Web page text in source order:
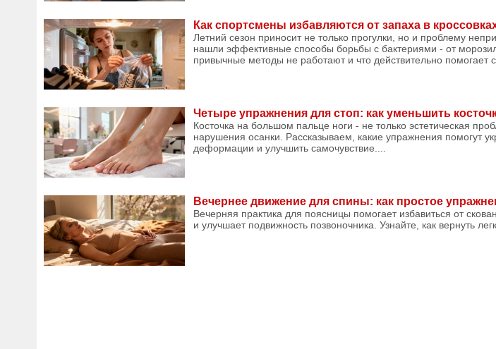
Как спортсмены избавляются от запаха в
Летний сезон приносит не только прогулки, но и проблему
нашли эффективные способы борьбы с бактериями - от
привычные методы не работают и что действительно помогает
Четыре упражнения для стоп: как уменьшить
Косточка на большом пальце ноги - не только эстетическая
нарушения осанки. Рассказываем, какие упражнения помогут
деформации и улучшить самочувствие....
Вечернее движение для спины: как простое
Вечерняя практика для поясницы помогает избавиться от
и улучшает подвижность позвоночника. Узнайте, как вернуть